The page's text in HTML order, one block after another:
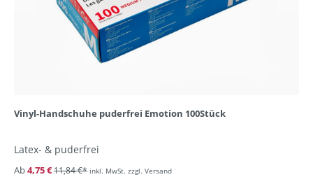
Vinyl-Handschuhe puderfrei Emotion 100Stück
Latex- & puderfrei
Ab4,75 €11,84 €* inkl. MwSt. zzgl. Versand